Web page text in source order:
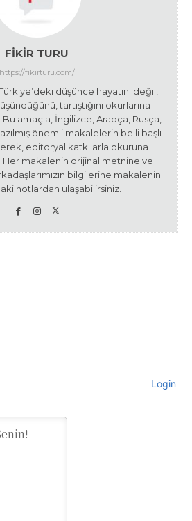
FIKIR TURU
https://fikirturu.com/
düşünce hayatını değil,
tartıştığını okurlarına
Bu amaçla, İngilizce, Arapça, Rusça,
önemli makalelerin belli başlı
editoryal katkılarla okuruna
Her makalenin orijinal metnine ve
bilgilerine makalenin
notlardan ulaşabilirsiniz.
Login